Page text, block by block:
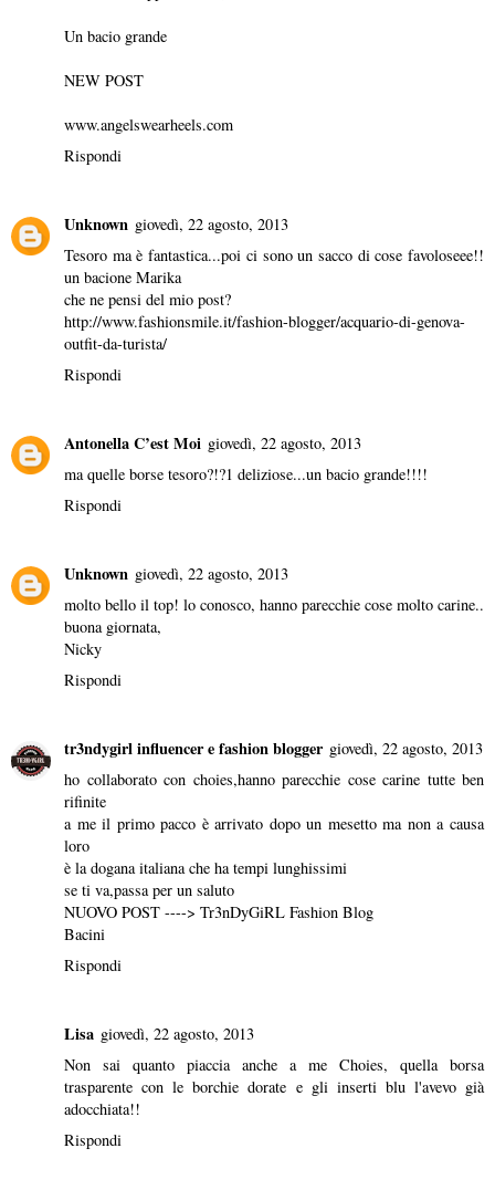
Un bacio grande
NEW POST
www.angelswearheels.com
Rispondi
Unknown giovedì, 22 agosto, 2013
Tesoro ma è fantastica...poi ci sono un sacco di cose favoloseee!!
un bacione Marika
che ne pensi del mio post?
http://www.fashionsmile.it/fashion-blogger/acquario-di-genova-
outfit-da-turista/
Rispondi
Antonella C’est Moi giovedì, 22 agosto, 2013
ma quelle borse tesoro?!?1 deliziose...un bacio grande!!!!
Rispondi
Unknown giovedì, 22 agosto, 2013
molto bello il top! lo conosco, hanno parecchie cose molto carine..
buona giornata,
Nicky
Rispondi
tr3ndygirl influencer e fashion blogger giovedì, 22 agosto, 2013
ho collaborato con choies,hanno parecchie cose carine tutte ben
rifinite
a me il primo pacco è arrivato dopo un mesetto ma non a causa
loro
è la dogana italiana che ha tempi lunghissimi
se ti va,passa per un saluto
NUOVO POST ----> Tr3nDyGiRL Fashion Blog
Bacini
Rispondi
Lisa giovedì, 22 agosto, 2013
Non sai quanto piaccia anche a me Choies, quella borsa
trasparente con le borchie dorate e gli inserti blu l'avevo già
adocchiata!!
Rispondi